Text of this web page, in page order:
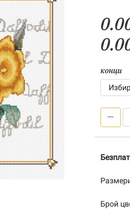
конци
схема
Брой